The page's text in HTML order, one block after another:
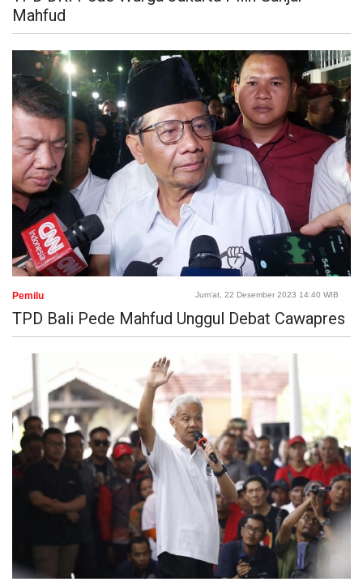
Mahfud
Pemilu Jum'at, 22 Desember 2023 14:40 WIB
TPD Bali Pede Mahfud Unggul Debat Cawapres